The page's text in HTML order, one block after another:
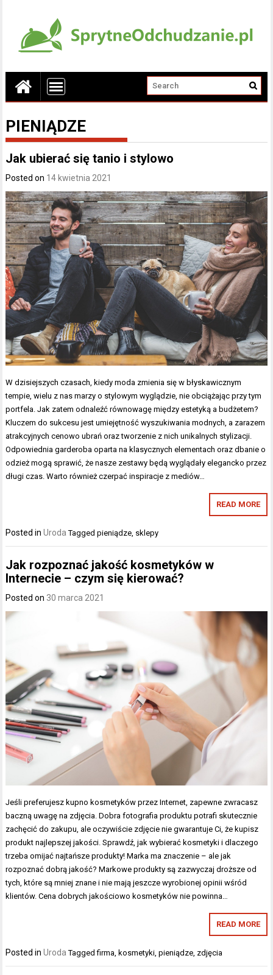
PIENIĄDZE
Jak ubierać się tanio i stylowo
Posted on 14 kwietnia 2021
W dzisiejszych czasach, kiedy moda zmienia się w błyskawicznym
tempie, wielu z nas marzy o stylowym wyglądzie, nie obciążając przy tym
portfela. Jak zatem odnaleźć równowagę między estetyką a budżetem?
Kluczem do sukcesu jest umiejętność wyszukiwania modnych, a zarazem
atrakcyjnych cenowo ubrań oraz tworzenie z nich unikalnych stylizacji.
Odpowiednia garderoba oparta na klasycznych elementach oraz dbanie o
odzież mogą sprawić, że nasze zestawy będą wyglądały elegancko przez
długi czas. Warto również czerpać inspiracje z mediów…
READ MORE
Posted inUroda Taggedpieniądze sklepy
Jak rozpoznać jakość kosmetyków w
Internecie – czym się kierować?
Posted on 30 marca 2021
Jeśli preferujesz kupno kosmetyków przez Internet, zapewne zwracasz
baczną uwagę na zdjęcia. Dobra fotografia produktu potrafi skutecznie
zachęcić do zakupu, ale oczywiście zdjęcie nie gwarantuje Ci, że kupisz
produkt najlepszej jakości. Sprawdź, jak wybierać kosmetyki i dlaczego
trzeba omijać najtańsze produkty! Marka ma znaczenie – ale jak
rozpoznać dobrą jakość? Markowe produkty są zazwyczaj droższe od
tych, które są mniej znane i nie mają jeszcze wyrobionej opinii wśród
klientów. Cena dobrych jakościowo kosmetyków nie powinna…
READ MORE
Posted inUroda Taggedfirma, kosmetyki,pieniądze, zdjęcia